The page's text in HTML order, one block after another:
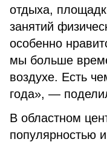
отдыха,
занятий
особенно
мы больше
воздухе. Есть
года», —
В областном
популярностью